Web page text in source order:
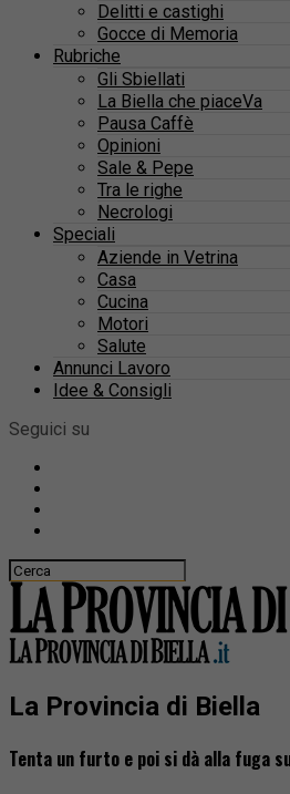
Delitti e castighi
Gocce di Memoria
Rubriche
Gli Sbiellati
La Biella che piaceVa
Pausa Caffè
Opinioni
Sale & Pepe
Tra le righe
Necrologi
Speciali
Aziende in Vetrina
Casa
Cucina
Motori
Salute
Annunci Lavoro
Idee & Consigli
Seguici su
La Provincia di Biella
Tenta un furto e poi si dà alla fuga